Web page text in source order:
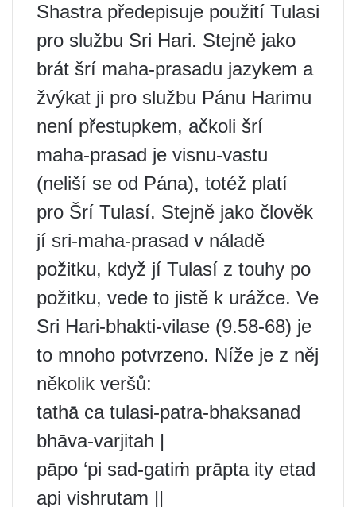
Shastra předepisuje použití Tulasi
pro službu Sri Hari. Stejně jako
brát šrí maha-prasadu jazykem a
žvýkat ji pro službu Pánu Harimu
není přestupkem, ačkoli šrí
maha-prasad je visnu-vastu
(neliší se od Pána), totéž platí
pro Šrí Tulasí. Stejně jako člověk
jí sri-maha-prasad v náladě
požitku, když jí Tulasí z touhy po
požitku, vede to jistě k urážce. Ve
Sri Hari-bhakti-vilase (9.58-68) je
to mnoho potvrzeno. Níže je z něj
několik veršů:
tathā ca tulasi-patra-bhaksanad
bhāva-varjitah |
pāpo ‘pi sad-gatiṁ prāpta ity etad
api vishrutam ||